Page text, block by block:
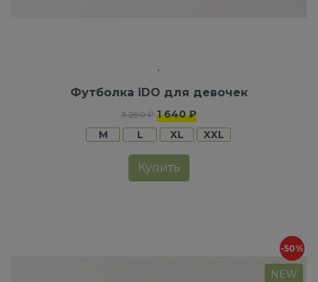
Футболка iDO для девочек
3 280 ₽ 1 640 ₽
M
L XL XXL
Купить
-50%
NEW